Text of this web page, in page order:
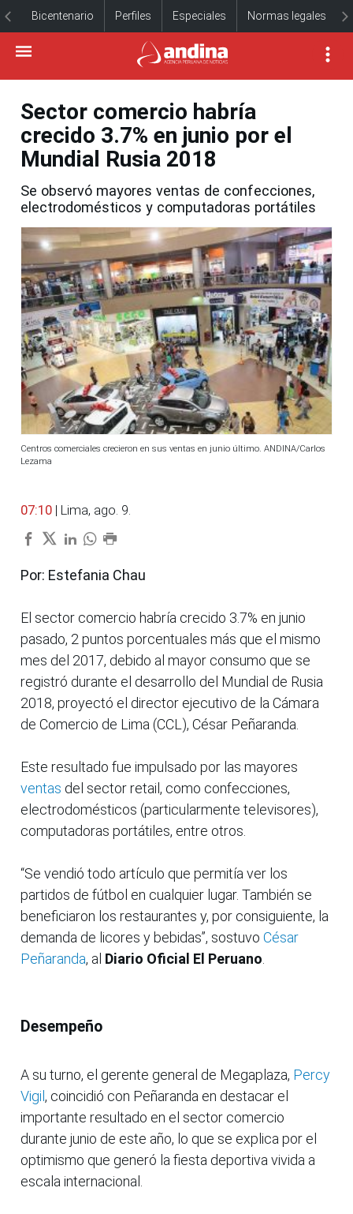
Bicentenario Perfiles Especiales Normas legales
Sector comercio habría
crecido 3.7% en junio por el
Mundial Rusia 2018
Se observó mayores ventas de confecciones,
electrodomésticos y computadoras portátiles
Centros comerciales crecieron en sus ventas en junio último. ANDINA/Carlos
Lezama
07:10 | Lima, ago. 9.
Por: Estefania Chau
El sector comercio habría crecido 3.7% en junio
pasado, 2 puntos porcentuales más que el mismo
mes del 2017, debido al mayor consumo que se
registró durante el desarrollo del Mundial de Rusia
2018, proyectó el director ejecutivo de la Cámara
de Comercio de Lima (CCL), César Peñaranda.
Este resultado fue impulsado por las mayores
ventas del sector retail, como confecciones,
electrodomésticos (particularmente televisores),
computadoras portátiles, entre otros.
“Se vendió todo artículo que permitía ver los
partidos de fútbol en cualquier lugar. También se
beneficiaron los restaurantes y, por consiguiente, la
demanda de licores y bebidas”, sostuvo César
Peñaranda, al Diario Oficial El Peruano
Desempeño
A su turno, el gerente general de Megaplaza, Percy
Vigil , coincidió con Peñaranda en destacar el
importante resultado en el sector comercio
durante junio de este año, lo que se explica por el
optimismo que generó la fiesta deportiva vivida a
escala internacional.